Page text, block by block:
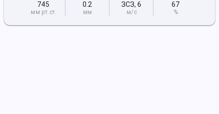
745
мм рт.ст.
0.2
мм
ЗСЗ,6
м/с
67
%